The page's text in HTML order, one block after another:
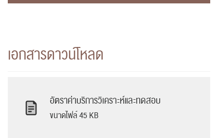
เอกสารดาวน์โหลด
อัตราค่าบริการวิเคราะห์และทดสอบ
ขนาดไฟล์ 45 KB